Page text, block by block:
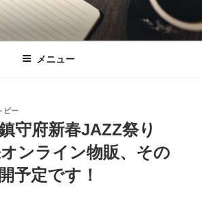
メニュー
ビー
守府新春JAZZ祭り
ンライン物販、その
予定です！